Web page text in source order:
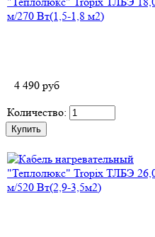
4 490 руб
Количество: